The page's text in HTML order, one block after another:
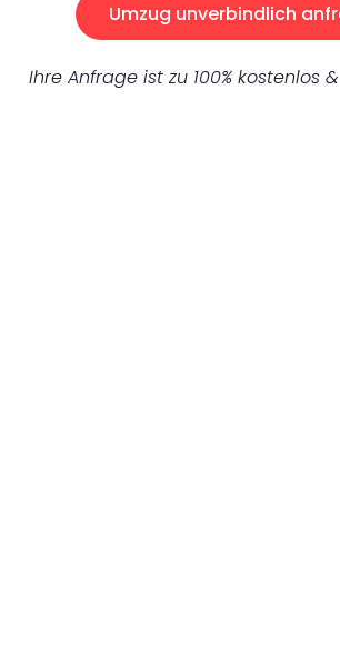
Umzug unverbindlich
Ihre Anfrage ist zu 100% kostenlos